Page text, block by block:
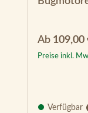
Regulärer
Ab 109,00
Preise inkl.
Verfügbar